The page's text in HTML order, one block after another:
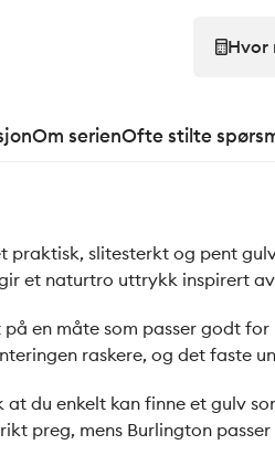
Hvor
Om serienOfte stilte
slitesterkt og pent
et naturtro uttrykk inspirert
en måte som passer godt
raskere, og det faste
du enkelt kan finne et gulv
preg, mens Burlington